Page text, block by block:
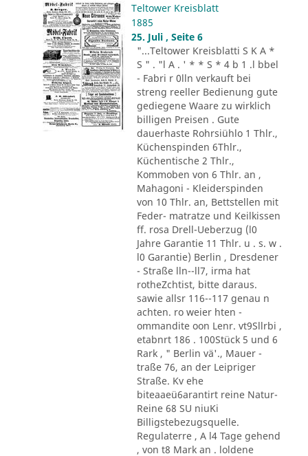
Teltower Kreisblatt
1885
25. Juli , Seite 6
"...Teltower Kreisblatti S K A *
S " . "l A . ' * * S * 4 b 1 .l bbel
- Fabri r 0lln verkauft bei
streng reeller Bedienung gute
gediegene Waare zu wirklich
billigen Preisen . Gute
dauerhaste Rohrsiühlo 1 Thlr.,
Küchenspinden 6Thlr.,
Küchentische 2 Thlr.,
Kommoben von 6 Thlr. an ,
Mahagoni - Kleiderspinden
von 10 Thlr. an, Bettstellen mit
Feder- matratze und Keilkissen
ff. rosa Drell-Ueberzug (l0
Jahre Garantie 11 Thlr. u . s. w .
l0 Garantie) Berlin , Dresdener
- Straße lln--ll7, irma hat
rotheZchtist, bitte daraus.
sawie allsr 116--117 genau n
achten. ro weier hten -
ommandite oon Lenr. vt9Sllrbi ,
etabnrt 186 . 100Stück 5 und 6
Rark , " Berlin vä'., Mauer -
traße 76, an der Leipriger
Straße. Kv ehe
biteaaeü6arantirt reine Natur-
Reine 68 SU niuKi
Billigstebezugsquelle.
Regulaterre , A l4 Tage gehend
, von t8 Mark an . loldene